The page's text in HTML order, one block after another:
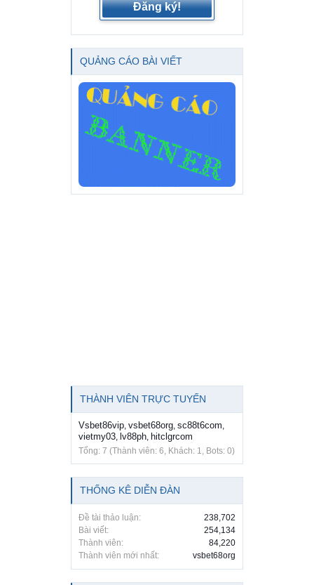
Đăng ký!
QUẢNG CÁO BÀI VIẾT
THÀNH VIÊN TRỰC TUYẾN
Vsbet86vip, vsbet68org, sc88t6com,
vietmy03, lv88ph, hitclgrcom
Tổng: 7 (Thành viên: 6, Khách: 1, Bots: 0)
THỐNG KÊ DIỄN ĐÀN
Đề tài thảo luận:
238,702
Bài viết:
254,134
Thành viên:
84,220
Thành viên mới nhất:
vsbet68org